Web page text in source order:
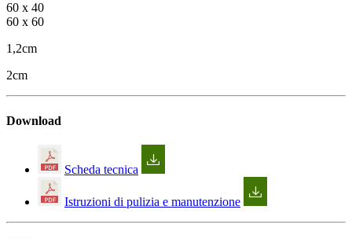
60 x 40
60 x 60
1,2cm
2cm
Download
Scheda tecnica
Istruzioni di pulizia e manutenzione